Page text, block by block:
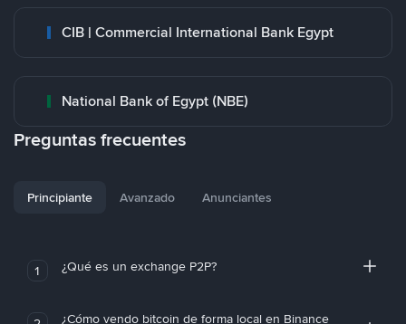
CIB | Commercial International Bank Egypt
National Bank of Egypt (NBE)
Preguntas frecuentes
Principiante Avanzado Anunciantes
1 ¿Qué es un exchange P2P?
¿Cómo vendo bitcoin de forma local en Binance